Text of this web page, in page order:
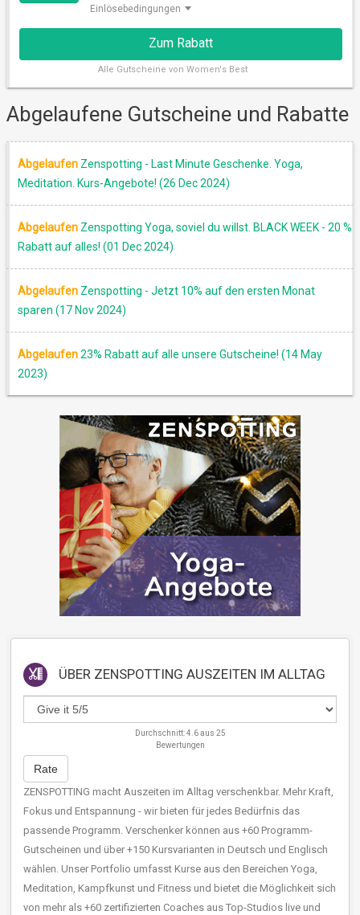
Einlösebedingungen
Zum Rabatt
Alle Gutscheine von Women's Best
Abgelaufene Gutscheine und Rabatte
Abgelaufen Zenspotting - Last Minute Geschenke. Yoga,
Meditation. Kurs-Angebote! (26 Dec 2024)
Abgelaufen Zenspotting Yoga, soviel du willst. BLACK WEEK - 20 %
Rabatt auf alles! (01 Dec 2024)
Abgelaufen Zenspotting - Jetzt 10% auf den ersten Monat
sparen (17 Nov 2024)
Abgelaufen23% Rabatt auf alle unsere Gutscheine! (14 May
2023)
ÜBER ZENSPOTTING AUSZEITEN IM ALLTAG
Durchschnitt:4.6 aus 25
Bewertungen
Rate
ZENSPOTTING macht Auszeiten im Alltag verschenkbar. Mehr Kraft,
Fokus und Entspannung - wir bieten für jedes Bedürfnis das
passende Programm. Verschenker können aus +60 Programm-
Gutscheinen und über +150 Kursvarianten in Deutsch und Englisch
wählen. Unser Portfolio umfasst Kurse aus den Bereichen Yoga,
Meditation, Kampfkunst und Fitness und bietet die Möglichkeit sich
von mehr als +60 zertifizierten Coaches aus Top-Studios live und